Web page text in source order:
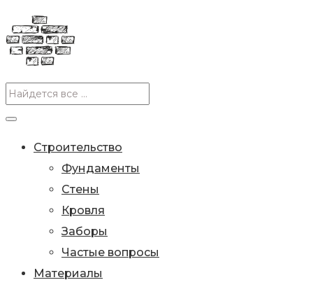
Строительство
Фундаменты
Стены
Кровля
Заборы
Частые вопросы
Материалы